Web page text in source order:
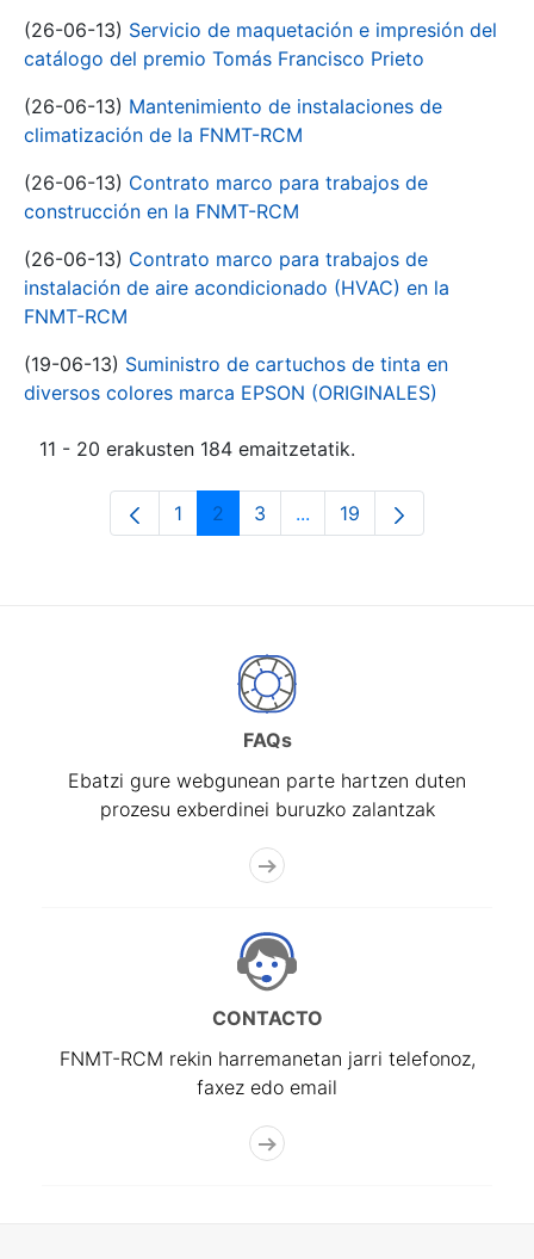
(26-06-13) Servicio de maquetación e impresión del
catálogo del premio Tomás Francisco Prieto
(26-06-13) Mantenimiento de instalaciones de
climatización de la FNMT-RCM
(26-06-13) Contrato marco para trabajos de
construcción en la FNMT-RCM
(26-06-13) Contrato marco para trabajos de
instalación de aire acondicionado (HVAC) en la
FNMT-RCM
(19-06-13) Suministro de cartuchos de tinta en
diversos colores marca EPSON (ORIGINALES)
11 - 20 erakusten 184 emaitzetatik.
Orrialdea
1 Orrialdea
2 Orrialdea
3 ...Intermediate Pages Use
Orrialdea
19
FAQs
Ebatzi gure webgunean parte hartzen duten
prozesu exberdinei buruzko zalantzak
CONTACTO
FNMT-RCM rekin harremanetan jarri telefonoz,
faxez edo email